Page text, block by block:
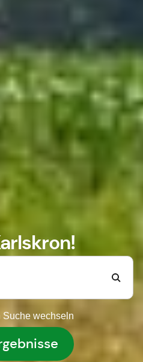
Suche wechseln